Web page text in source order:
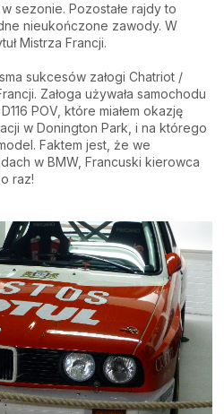
sezonie. Pozostałe rajdy to
nieukończone zawody. W
Mistrza Francji.
sukcesów załogi Chatriot /
Załoga używała samochodu
POV, które miałem okazję
w Donington Park, i na którego
Faktem jest, że we
w BMW, Francuski kierowca
raz!